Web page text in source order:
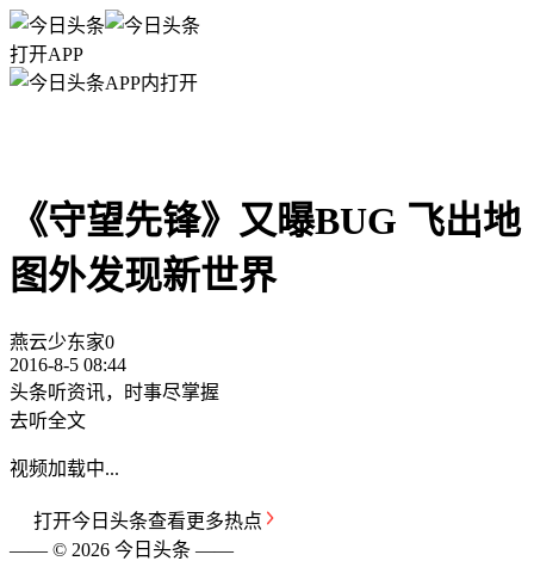
打开APP
APP内打开
《守望先锋》又曝BUG 飞出地
图外发现新世界
燕云少东家0
2016-8-5 08:44
头条听资讯，时事尽掌握
去听全文
视频加载中...
打开今日头条查看更多热点
—— © 2026 今日头条 ——